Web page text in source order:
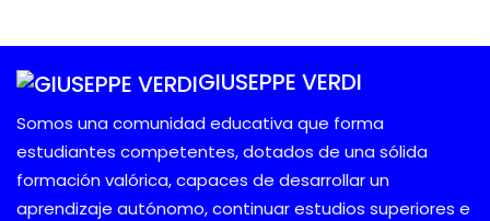
GIUSEPPE VERDI
Somos una comunidad educativa que forma
estudiantes competentes, dotados de una sólida
formación valórica, capaces de desarrollar un
aprendizaje autónomo, continuar estudios superiores e